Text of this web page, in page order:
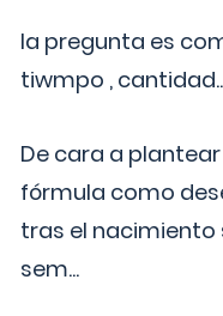
la pregunta es
tiwmpo ,
De cara a
fórmula como
tras el nacimiento
sem...